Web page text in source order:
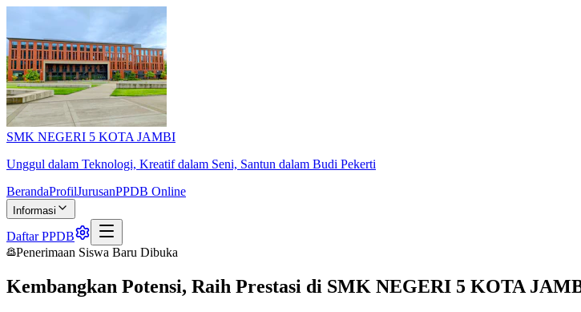
SMK NEGERI 5 KOTA JAMBI
Unggul dalam Teknologi, Kreatif dalam Seni, Santun dalam Budi Pekerti
BerandaProfilJurusanPPDB Online
Informasi
Daftar PPDB
Penerimaan Siswa Baru Dibuka
Kembangkan Potensi, Raih Prestasi di SMK NEGERI 5 KOTA